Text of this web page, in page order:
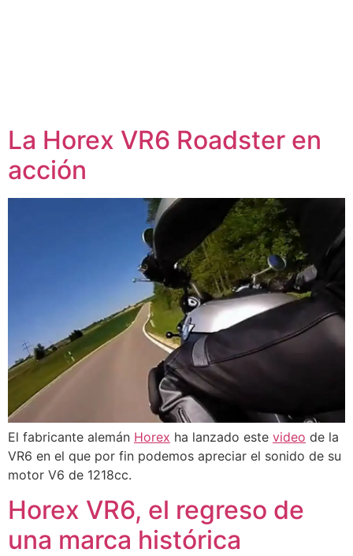
La Horex VR6 Roadster en
acción
El fabricante alemán Horex ha lanzado este video de la
VR6 en el que por fin podemos apreciar el sonido de su
motor V6 de 1218cc.
Horex VR6, el regreso de
una marca histórica